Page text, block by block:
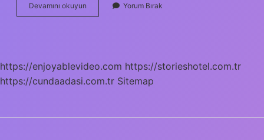
Devamını okuyun
Hangi
Yorum Bırak
https://enjoyablevideo.com https://storieshotel.com.tr
https://cundaadasi.com.tr Sitemap